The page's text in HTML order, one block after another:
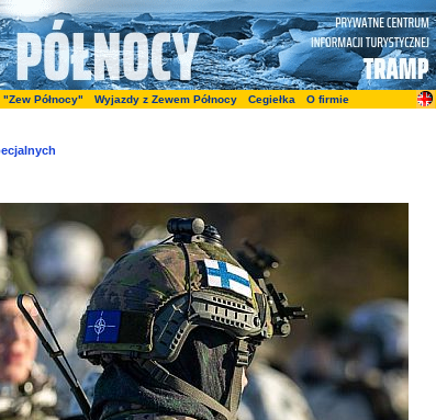
"Zew Północy" Wyjazdy z Zewem Północy Cegiełka O firmie